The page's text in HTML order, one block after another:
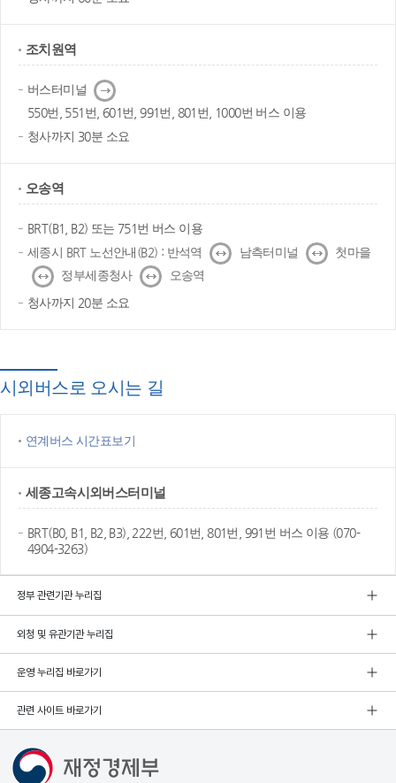
조치원역
버스터미널 다
음
550번, 551번, 601번, 991번, 801번, 1000번 버스 이용
청사까지 30분 소요
오송역
BRT(B1, B2) 또는 751번 버스 이용
세종시 BRT 노선안내(B2) : 반석역
↔ 남측터미널 ↔
첫마을
↔
정부세종청사 ↔
오송역
청사까지 20분 소요
시외버스로 오시는 길
연계버스 시간표보기
세종고속시외버스터미널
BRT(B0, B1, B2, B3), 222번, 601번, 801번, 991번 버스 이용 (070-
4904-3263)
정부 관련기관 누리집
외청 및 유관기관 누리집
운영 누리집 바로가기
관련 사이트 바로가기